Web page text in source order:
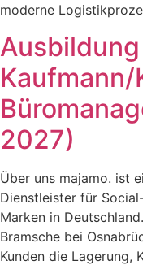
moderne
2027)
Über uns majamo. ist
Dienstleister für
Marken in
Bramsche bei
Kunden die Lagerung,